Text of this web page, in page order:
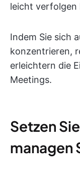
leicht verfolgen
Indem Sie sich
konzentrieren,
erleichtern die
Meetings.
Setzen
managen